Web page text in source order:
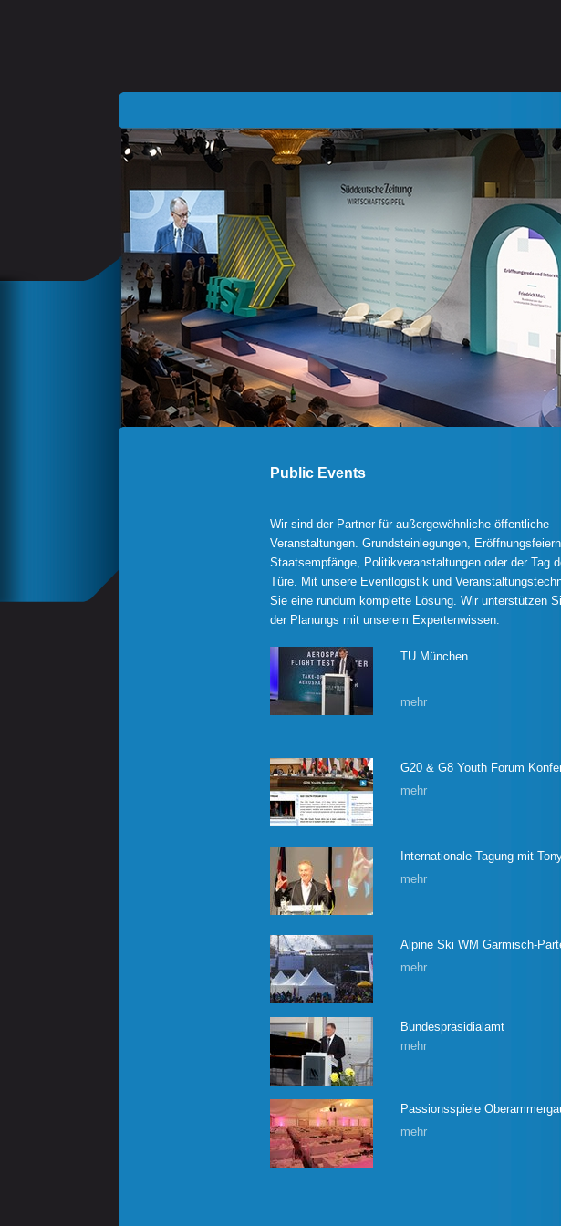
Public Events
Wir sind der Partner für außergewöhnliche öffentliche
Veranstaltungen. Grundsteinlegungen,
Staatsempfänge, Politikveranstaltungen oder der Tag
Türe. Mit unsere Eventlogistik und
Sie eine rundum komplette Lösung. Wir unterstützen
der Planungs mit unserem Expertenwissen.
TU München
mehr
G20 & G8 Youth Forum
mehr
Internationale Tagung mit
mehr
Alpine Ski WM Garmisch-
mehr
Bundespräsidialamt
mehr
Passionsspiele
mehr